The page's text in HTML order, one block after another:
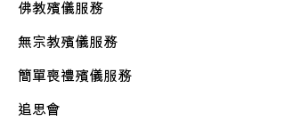
佛教殯儀服務
無宗教殯儀服務
簡單喪禮殯儀服務
追思會